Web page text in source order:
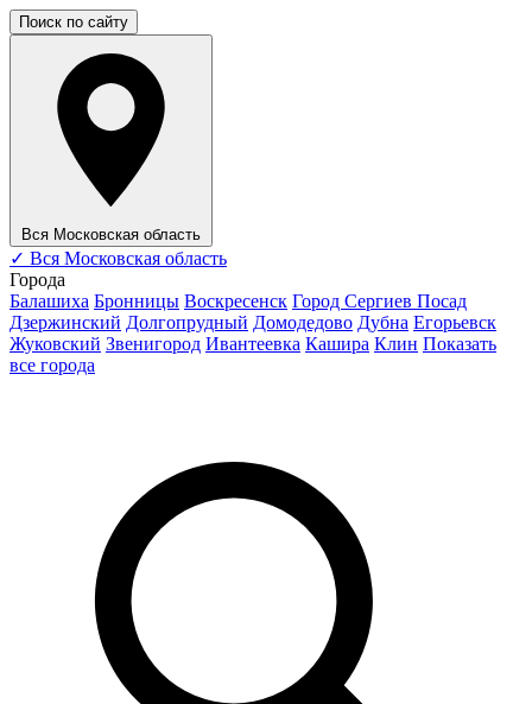
Поиск по сайту
Вся Московская область
✓ Вся Московская область
Города
Балашиха Бронницы Воскресенск Город Сергиев Посад
Дзержинский Долгопрудный Домодедово Дубна Егорьевск
Жуковский Звенигород Ивантеевка Кашира Клин Показать
все города